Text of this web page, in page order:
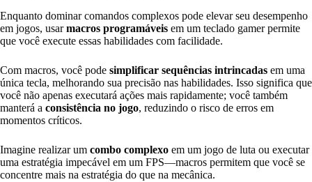
Enquanto dominar comandos complexos pode elevar seu desempenho
em jogos, usarmacros programáveis em um teclado gamer permite
que você execute essas habilidades com facilidade.
Com macros, você pode simplificar sequências intrincadas em uma
única tecla, melhorando sua precisão nas habilidades. Isso significa que
você não apenas executará ações mais rapidamente; você também
manterá a consistência no jogo, reduzindo o risco de erros em
momentos críticos.
Imagine realizar um combo complexo em um jogo de luta ou executar
uma estratégia impecável em um FPS—macros permitem que você se
concentre mais na estratégia do que na mecânica.